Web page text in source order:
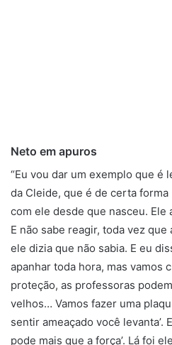
Neto em apuros
“Eu vou dar um exemplo que é
da Cleide, que é de certa
com ele desde que nasceu. Ele
E não sabe reagir, toda vez
ele dizia que não sabia. E eu
apanhar toda hora, mas vamos
proteção, as professoras
velhos… Vamos fazer uma
sentir ameaçado você levanta’.
pode mais que a força’. Lá foi